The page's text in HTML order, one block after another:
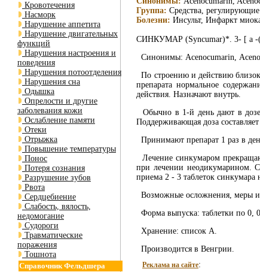
Кровотечения
Насморк
Нарушение аппетита
Нарушение двигательных
функций
Нарушения настроения и
поведения
Нарушения потоотделения
Нарушения сна
Одышка
Опрелости и другие
заболевания кожи
Ослабление памяти
Отеки
Отрыжка
Повышение температуры
Понос
Потеря сознания
Разрушение зубов
Рвота
Сердцебиение
Слабость, вялость,
недомогание
Судороги
Травматические
поражения
Тошнота
Справочник Фельдшера
Группа: Средства,
Болезни: Инсульт, Инфаркт
СИНКУМАР (Syncumar)*. 3- [ а -
Синонимы: Асеnocumarin,
По строению и действию
препарата нормальное
действия. Назначают внутрь.
Обычно в 1-й день дают в
Поддерживающая доза
Принимают препарат 1 раз в
Лечение синкумаром
при лечении неодикумарином.
приема 2 - 3 таблеток
Возможные осложнения, меры
Форма выпуска: таблетки по 0,
Хранение: список А.
Производится в Венгрии.
Реклама на сайте: